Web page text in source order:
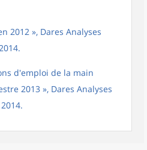
2012 », Dares Analyses
d'emploi de la main
2013 », Dares Analyses